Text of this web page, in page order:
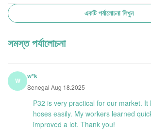
একটি পর্যালোচনা লিখুন
সমস্ত পর্যালোচনা
W
w*k
Senegal Aug 18.2025
P32 is very practical for our market.
hoses easily. My workers learned
improved a lot. Thank you!